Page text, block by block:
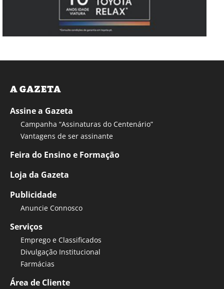
A GAZETA
Assine a Gazeta
Campanha “Assinaturas do Centenário”
Vantagens de ser assinante
Feira do Ensino e Formação
Loja da Gazeta
Publicidade
Anuncie Connosco
Serviços
Emprego e Classificados
Divulgação Institucional
Farmácias
Área de Cliente